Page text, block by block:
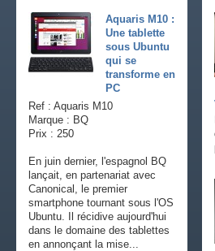
Aquaris M10 :
Une tablette
sous Ubuntu
qui se
transforme en
PC
Ref : Aquaris M10
Marque : BQ
Prix : 250
En juin dernier, l'espagnol BQ
lançait, en partenariat avec
Canonical, le premier
smartphone tournant sous l'OS
Ubuntu. Il récidive aujourd'hui
dans le domaine des tablettes
en annonçant la mise...